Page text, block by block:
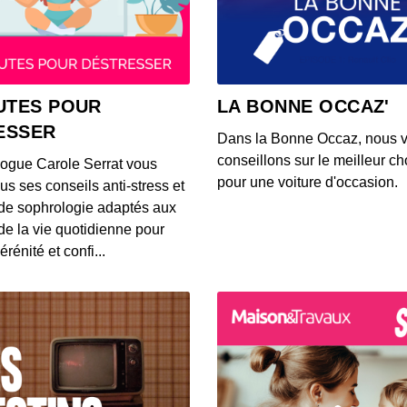
Ce
Voici
Une
POUR
Carole Serrat vous
ses conseils anti-stress et
sophrologie adaptés aux
la vie quotidienne pour
et confi...
LA BONNE OCCAZ'
Dans la Bonne Occaz, nous
conseillons sur le meilleur
pour une voiture d'occasion.